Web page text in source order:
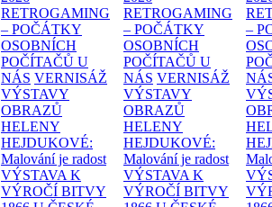
RETROGAMING
– POČÁTKY
OSOBNÍCH
POČÍTAČŮ U
NÁS VERNISÁŽ
VÝSTAVY
OBRAZŮ
HELENY
HEJDUKOVÉ:
Malování je radost
VÝSTAVA K
VÝROČÍ BITVY
RETROGAMING
– POČÁTKY
OSOBNÍCH
POČÍTAČŮ U
NÁS VERNISÁŽ
VÝSTAVY
OBRAZŮ
HELENY
HEJDUKOVÉ:
Malování je radost
VÝSTAVA K
VÝROČÍ BITVY
–